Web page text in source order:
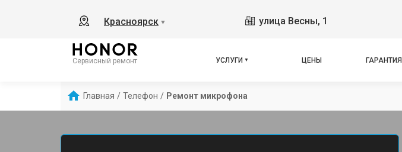
Красноярск ▼ улица Весны, 1
Сервисный ремонт УСЛУГИ ЦЕНЫ ГАРАНТИЯ
Главная / Телефон / Ремонт микрофона